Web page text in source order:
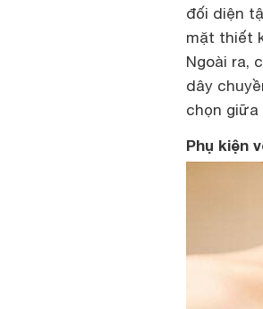
đối diện
mặt thiết
Ngoài ra,
dây
chọn giữa
Phụ kiện